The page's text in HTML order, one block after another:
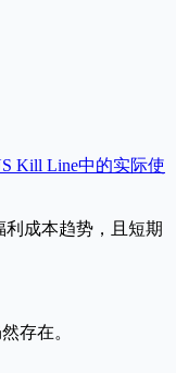
Kill Line中的实际使
成本趋势，且短期
存在。